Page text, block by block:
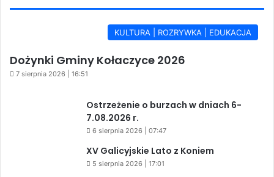
KULTURA | ROZRYWKA | EDUKACJA
Dożynki Gminy Kołaczyce 2026
7 sierpnia 2026 | 16:51
Ostrzeżenie o burzach w dniach 6-
7.08.2026 r.
6 sierpnia 2026 | 07:47
XV Galicyjskie Lato z Koniem
5 sierpnia 2026 | 17:01